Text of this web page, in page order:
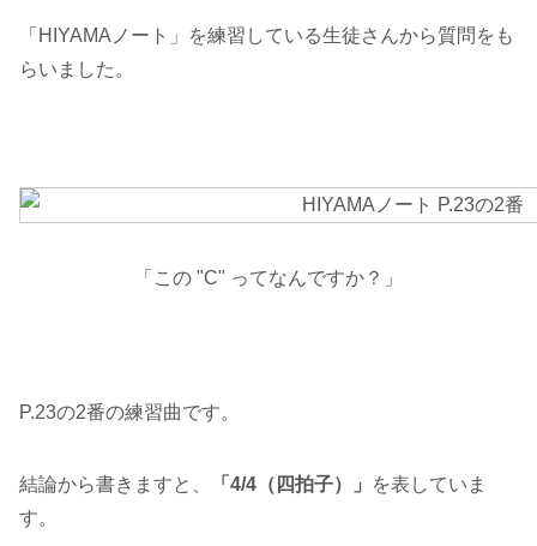
「HIYAMAノート」を練習している生徒さんから質問をも
らいました。
「この "C" ってなんですか？」
P.23の2番の練習曲です。
結論から書きますと、 「4/4（四拍子）」
を表していま
す。